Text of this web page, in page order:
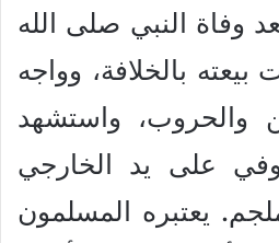
وفاة النبي صلى الله
بالخلافة، وواجه
والحروب، واستشهد
على يد الخارجي
يعتبره المسلمون